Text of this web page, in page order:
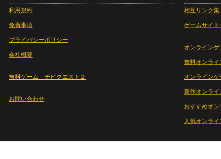
利用規約
免責事項
プライバシーポリシー
会社概要
無料ゲーム チビクエスト２
お問い合わせ
相互リンク集
ゲームサイト
オンラインゲ
無料オンライ
オンライン
新作オンライ
おすすめオ
人気オンラ